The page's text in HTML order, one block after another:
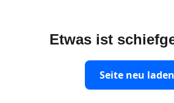
Etwas ist
Seite neu laden